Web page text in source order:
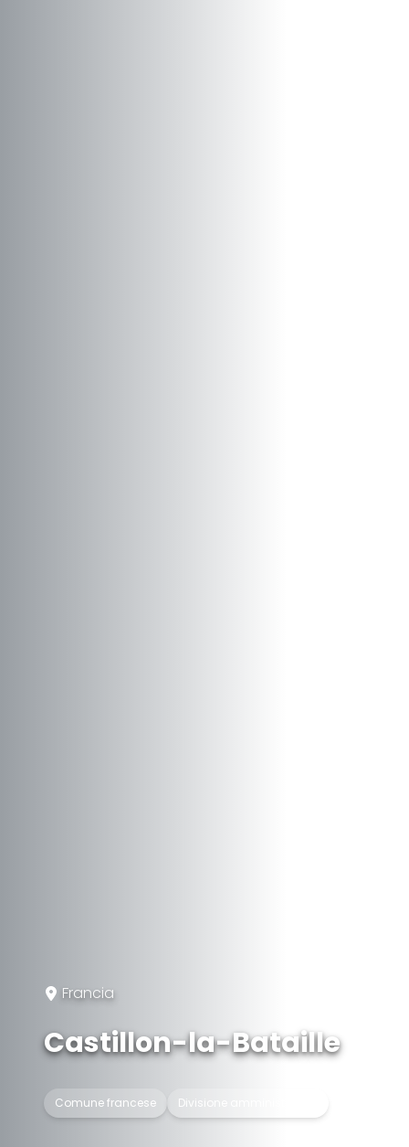
Francia
Castillon-la-Bataille
Comune francese Divisione amministrativa